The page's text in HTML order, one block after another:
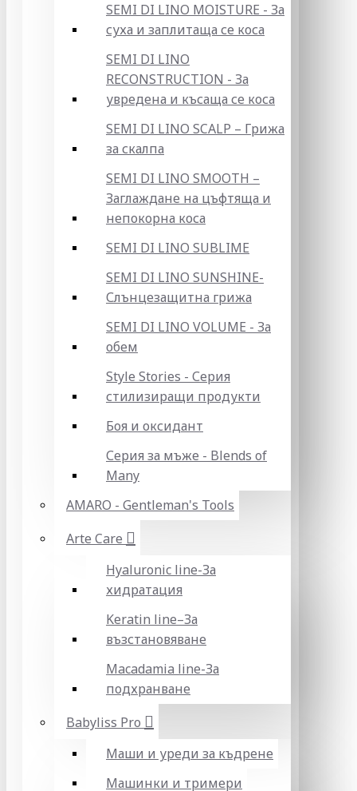
SEMI DI LINO MOISTURE - За
суха и заплитаща се коса
SEMI DI LINO
RECONSTRUCTION - За
увредена и късаща се коса
SEMI DI LINO SCALP – Грижа
за скалпа
SEMI DI LINO SMOOTH –
Заглаждане на цъфтяща и
непокорна коса
SEMI DI LINO SUBLIME
SEMI DI LINO SUNSHINE-
Слънцезащитна грижа
SEMI DI LINO VOLUME - За
обем
Style Stories - Серия
стилизиращи продукти
Боя и оксидант
Серия за мъже - Blends of
Many
AMARO - Gentleman's Tools
Arte Care
Hyaluronic line-За
хидратация
Keratin line–За
възстановяване
Macadamia line-За
подхранване
Babyliss Pro
Маши и уреди за къдрене
Машинки и тримери